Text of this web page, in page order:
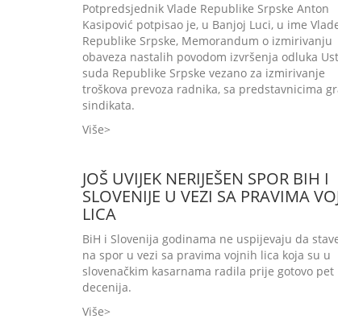
Potpredsjednik Vlade Republike Srpske Anton
Kasipović potpisao je, u Banjoj Luci, u ime
Republike Srpske, Memorandum o izmirivanju
obaveza nastalih povodom izvršenja odluka
suda Republike Srpske vezano za izmirivanje
troškova prevoza radnika, sa predstavnicima
sindikata.
Više
JOŠ UVIJEK NERIJEŠEN SPOR BIH I
SLOVENIJE U VEZI SA PRAVIMA
LICA
BiH i Slovenija godinama ne uspijevaju da
na spor u vezi sa pravima vojnih lica koja su u
slovenačkim kasarnama radila prije gotovo pet
decenija.
Više